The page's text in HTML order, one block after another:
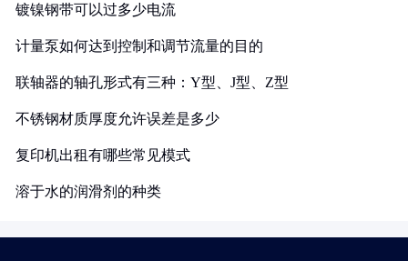
镀镍钢带可以过多少电流
计量泵如何达到控制和调节流量的目的
联轴器的轴孔形式有三种：Y型、J型、Z型
不锈钢材质厚度允许误差是多少
复印机出租有哪些常见模式
溶于水的润滑剂的种类